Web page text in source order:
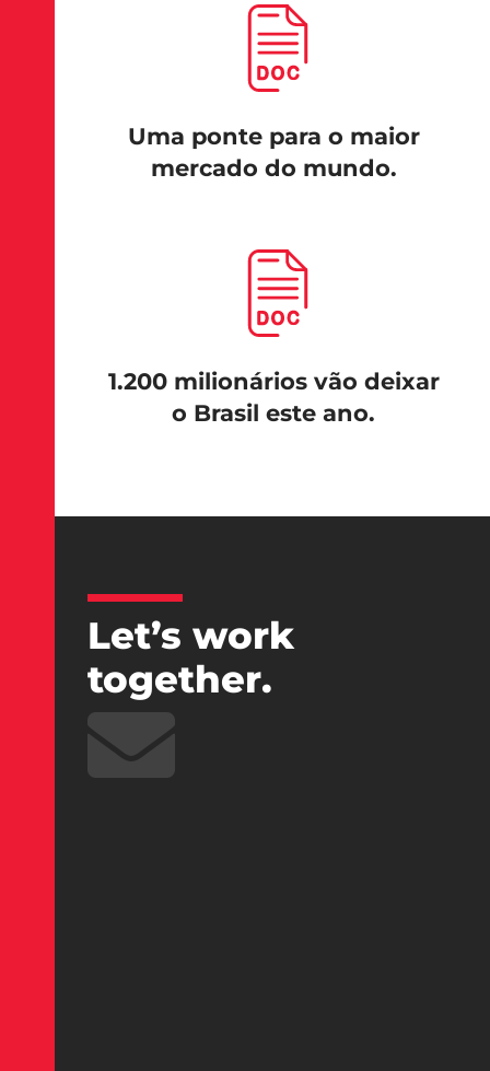
Uma ponte para o maior
mercado do mundo.
1.200 milionários vão deixar
o Brasil este ano.
Let’s work
together.